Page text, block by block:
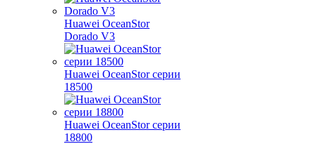
Huawei OceanStor
Dorado V3
Huawei OceanStor серии
18500
Huawei OceanStor серии
18800